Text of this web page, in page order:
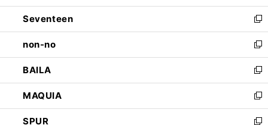
開
く
ウ
で
開
く
ン
ド
ウ
で
開
く
Seventeen
新
し
い
ウ
ィ
ン
ド
ウ
で
non-no
新
し
い
ウ
ィ
ン
ド
BAILA
新
し
い
ウ
ィ
MAQUIA
新
し
SPUR